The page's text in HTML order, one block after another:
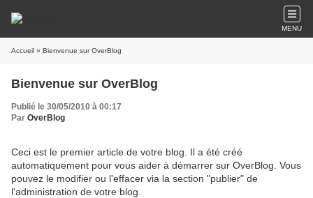
MENU
Accueil » Bienvenue sur OverBlog
Bienvenue sur OverBlog
Publié le 30/05/2010 à 00:17
Par OverBlog
Ceci est le premier article de votre blog. Il a été créé
automatiquement pour vous aider à démarrer sur OverBlog. Vous
pouvez le modifier ou l'effacer via la section "publier" de
l'administration de votre blog.